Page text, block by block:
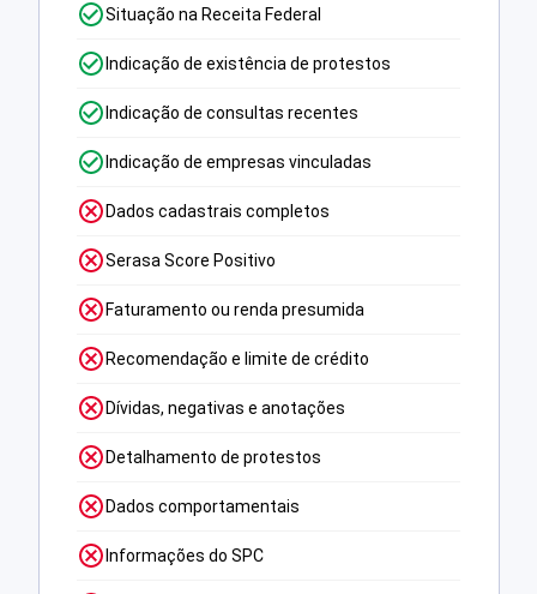
Situação na Receita Federal
Indicação de existência de protestos
Indicação de consultas recentes
Indicação de empresas vinculadas
Dados cadastrais completos
Serasa Score Positivo
Faturamento ou renda presumida
Recomendação e limite de crédito
Dívidas, negativas e anotações
Detalhamento de protestos
Dados comportamentais
Informações do SPC